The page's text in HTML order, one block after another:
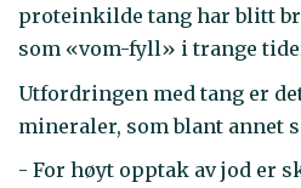
proteinkilde tang har blitt
som «vom-fyll» i trange
Utfordringen med tang er
mineraler, som blant annet
- For høyt opptak av jod er